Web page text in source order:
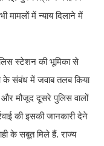
में न्याय दिलाने में
स्टेशन की भूमिका से
के संबंध में जवाब तलब किया
मौजूद दूसरे पुलिस वालों
की इसकी जानकारी देने
के सबूत मिले हैं. राज्य